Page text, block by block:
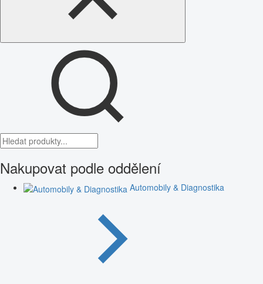
Nakupovat podle oddělení
Automobily & Diagnostika